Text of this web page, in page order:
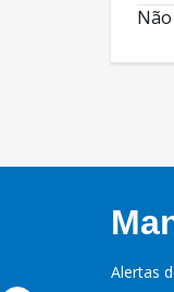
Alertas